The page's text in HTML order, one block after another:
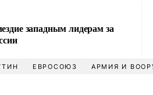
западным лидерам за
ЕВРОСОЮЗ АРМИЯ И